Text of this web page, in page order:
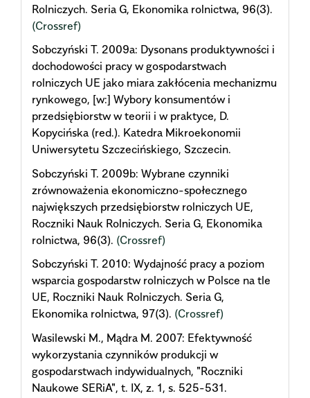
Rolniczych. Seria G, Ekonomika rolnictwa, 96(3).
(Crossref)
Sobczyński T. 2009a: Dysonans produktywności i
dochodowości pracy w gospodarstwach
rolniczych UE jako miara zakłócenia mechanizmu
rynkowego, [w:] Wybory konsumentów i
przedsiębiorstw w teorii i w praktyce, D.
Kopycińska (red.). Katedra Mikroekonomii
Uniwersytetu Szczecińskiego, Szczecin.
Sobczyński T. 2009b: Wybrane czynniki
zrównoważenia ekonomiczno-społecznego
największych przedsiębiorstw rolniczych UE,
Roczniki Nauk Rolniczych. Seria G, Ekonomika
rolnictwa, 96(3). (Crossref)
Sobczyński T. 2010: Wydajność pracy a poziom
wsparcia gospodarstw rolniczych w Polsce na tle
UE, Roczniki Nauk Rolniczych. Seria G,
Ekonomika rolnictwa, 97(3). (Crossref)
Wasilewski M., Mądra M. 2007: Efektywność
wykorzystania czynników produkcji w
gospodarstwach indywidualnych, "Roczniki
Naukowe SERiA", t. IX, z. 1, s. 525-531.